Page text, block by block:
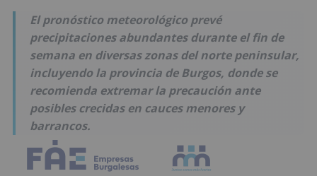
El pronóstico meteorológico prevé
precipitaciones abundantes durante el fin de
semana en diversas zonas del norte peninsular,
incluyendo la provincia de Burgos, donde se
recomienda extremar la precaución ante
posibles crecidas en cauces menores y
barrancos.